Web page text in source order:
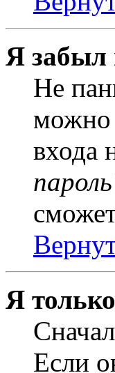
Я забыл
Не
можно
входа
Я
Если